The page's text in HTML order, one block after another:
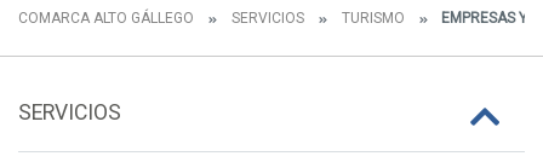
COMARCA ALTO GÁLLEGO SERVICIOS TURISMO EMPRESAS Y
SERVICIOS